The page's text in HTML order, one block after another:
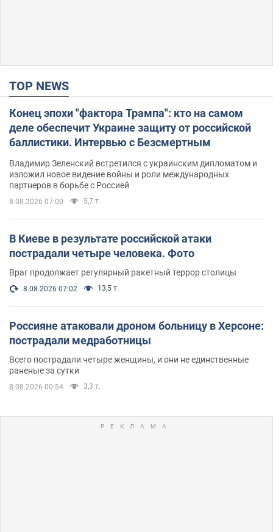
TOP NEWS
Конец эпохи "фактора Трампа": кто на самом
деле обеспечит Украине защиту от российской
баллистики. Интервью с Безсмертным
Владимир Зеленский встретился с украинским дипломатом и
изложил новое видение войны и роли международных
партнеров в борьбе с Россией
8.08.2026 07:00 5,7 т.
В Киеве в результате российской атаки
пострадали четыре человека. Фото
Враг продолжает регулярный ракетный террор столицы
8.08.2026 07:02 13,5 т.
Россияне атаковали дроном больницу в Херсоне:
пострадали медработницы
Всего пострадали четыре женщины, и они не единственные
раненые за сутки
8.08.2026 00:54 3,3 т.